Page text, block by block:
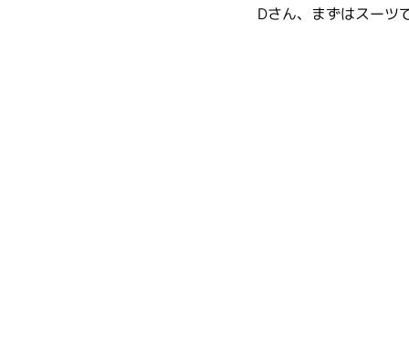
Dさん、まずはスーツ